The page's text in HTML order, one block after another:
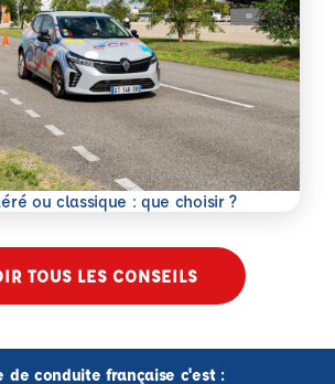
ou classique : que choisir ?
TOUS LES CONSEILS
de conduite française c'est :